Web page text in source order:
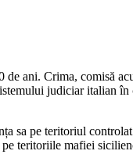
de ani. Crima, comisă
judiciar italian în
sa pe teritoriul
teritoriile mafiei